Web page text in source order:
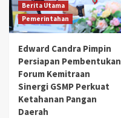
Berita Utama
Pemerintahan
Edward Candra Pimpin
Persiapan Pembentukan
Forum Kemitraan
Sinergi GSMP Perkuat
Ketahanan Pangan
Daerah